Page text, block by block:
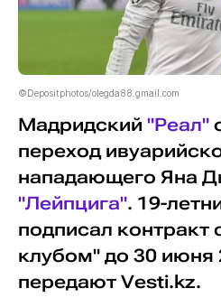
©Depositphotos/olegda88.gmail.com
Мадридский "Реал"
переход
нападающего Яна
"Лейпцига". 19-
подписал контракт
клубом" до 30 июня
передают Vesti.kz.